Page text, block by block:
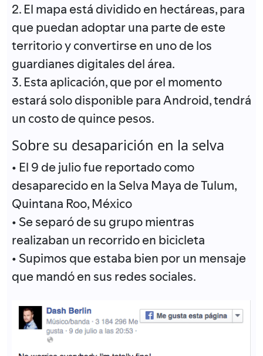
2. El mapa está dividido en hectáreas, para
que puedan adoptar una parte de este
territorio y convertirse en uno de los
guardianes digitales del área.
3. Esta aplicación, que por el momento
estará solo disponible para Android, tendrá
un costo de quince pesos.
Sobre su desaparición en la selva
• El 9 de julio fue reportado como
desaparecido en la Selva Maya de Tulum,
Quintana Roo, México
• Se separó de su grupo mientras
realizaban un recorrido en bicicleta
• Supimos que estaba bien por un mensaje
que mandó en sus redes sociales.